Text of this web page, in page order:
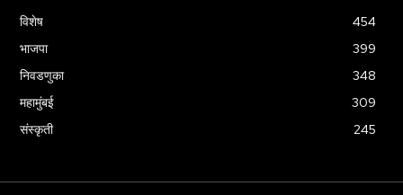
विशेष
454
भाजपा
399
निवडणुका
348
महामुंबई
309
संस्कृती
245